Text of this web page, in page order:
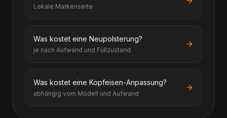
Lokale Markenseite
Was kostet eine Neupolsterung?
je nach Aufwand und Füllzustand
Was kostet eine Kopfeisen-Anpassung?
abhängig vom Modell und Aufwand